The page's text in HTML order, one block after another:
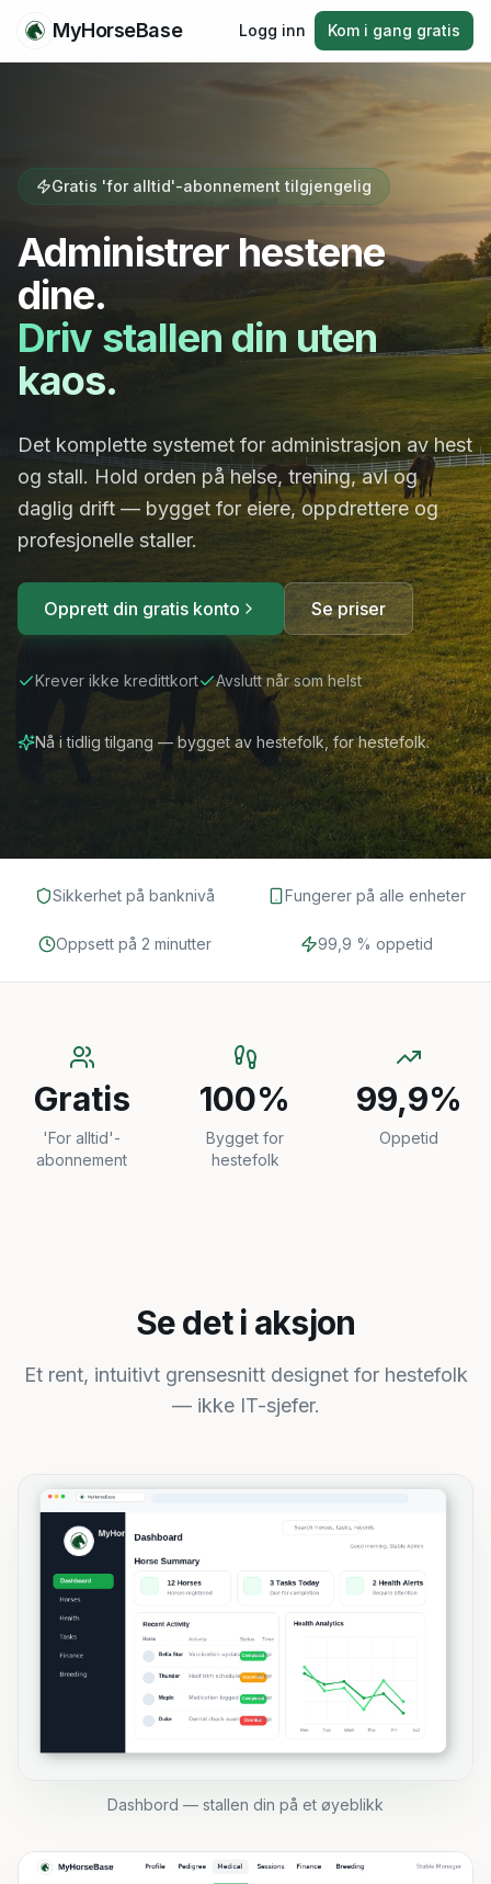
MyHorseBase Logg inn Kom i gang gratis
Gratis 'for alltid'-abonnement tilgjengelig
Administrer hestene
dine.
Driv stallen din uten
kaos.
Det komplette systemet for administrasjon av hest
og stall. Hold orden på helse, trening, avl og
daglig drift — bygget for eiere, oppdrettere og
profesjonelle staller.
Opprett din gratis konto Se priser
Krever ikke kredittkort Avslutt når som helst
Nå i tidlig tilgang — bygget av hestefolk, for hestefolk.
Sikkerhet på banknivå Fungerer på alle enheter
Oppsett på 2 minutter 99,9 % oppetid
Gratis
'For alltid'-
abonnement
100%
Bygget for
hestefolk
99,9%
Oppetid
Se det i aksjon
Et rent, intuitivt grensesnitt designet for hestefolk
— ikke IT-sjefer.
Dashbord — stallen din på et øyeblikk